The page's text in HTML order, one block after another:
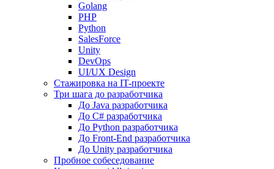
Golang
PHP
Python
SalesForce
Unity
DevOps
UI/UX Design
Стажировка на IT-проекте
Три шага до разработчика
До Java разработчика
До C# разработчика
До Python разработчика
До Front-End разработчика
До Unity разработчика
Пробное собеседование